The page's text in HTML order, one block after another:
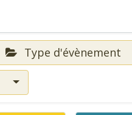
Type d'évènement